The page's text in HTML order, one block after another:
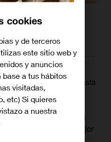
toma en serio la
McConaughey hasta
actuaciones para
bajo guiones poco
no encajaban con su
del Oscar a Mejor
cookies
y de terceros
este sitio web y
y anuncios
a tus hábitos
visitadas,
etc) Si quieres
a nuestra